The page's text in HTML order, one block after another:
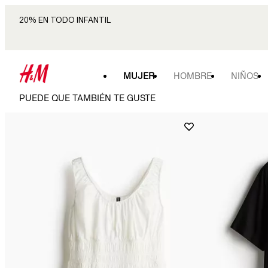
20% EN TODO INFANTIL
MUJER HOMBRE NIÑOS
PUEDE QUE TAMBIÉN TE GUSTE